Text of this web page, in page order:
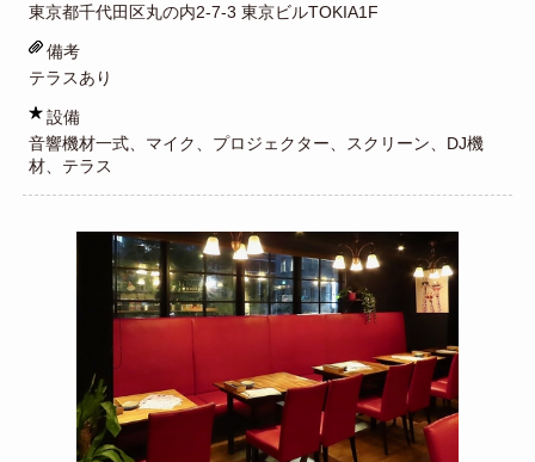
東京都千代田区丸の内2-7-3 東京ビルTOKIA1F
備考
テラスあり
設備
音響機材一式、マイク、プロジェクター、スクリーン、DJ機
材、テラス